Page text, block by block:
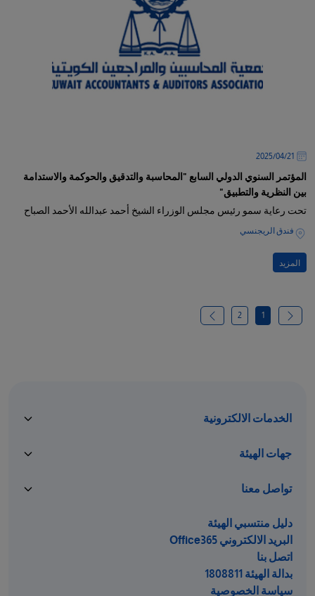
21‏/04‏/2025
المؤتمر السنوي الدولي السابع "المحاسبة والتدقيق والحوكمة والاستدامة
بين النظرية والتطبيق"
تحت رعاية سمو رئيس مجلس الوزراء الشيخ أحمد عبدالله الأحمد الصباح
فندق الريجنسي
المزيد
1
2
الخدمات الالكترونية
جهات الهيئة
تواصل معنا
دليل منتسبي الهيئة
البريد الالكتروني Office365
اتصل بنا
بدالة الهيئة 1808811
سياسة الخصوصية